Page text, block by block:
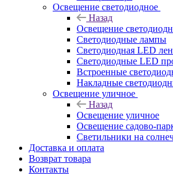
Освещение светодиодное
Назад
Освещение
Светодиодные лампы
Светодиодная LED
Светодиодные LED
Встроенные
Накладные
Освещение уличное
Назад
Освещение уличное
Освещение садово-
Светильники на
Доставка и оплата
Возврат товара
Контакты